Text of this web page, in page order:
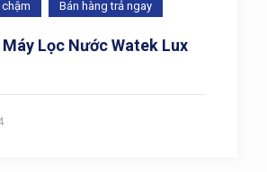
Bán hàng trả ngay
Lọc Nước Watek Lux